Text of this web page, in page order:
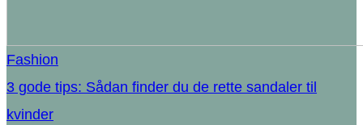
Fashion
3 gode tips: Sådan finder du de rette sandaler til
kvinder